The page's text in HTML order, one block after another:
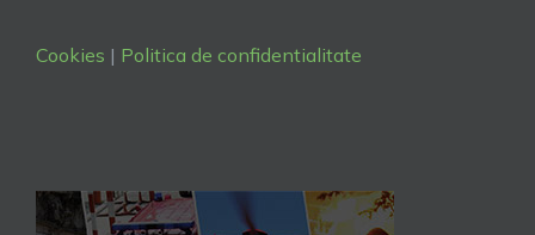
Cookies | Politica de confidentialitate